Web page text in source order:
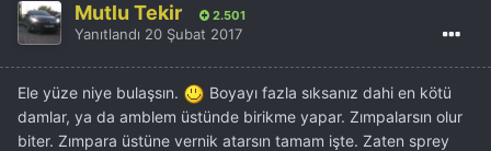
Mutlu Tekir 2.501
Yanıtlandı 20 Şubat 2017
Ele yüze niye bulaşsın.
Boyayı fazla sıksanız dahi en kötü
damlar, ya da amblem üstünde birikme yapar. Zımpalarsın olur
biter. Zımpara üstüne vernik atarsın tamam işte. Zaten sprey